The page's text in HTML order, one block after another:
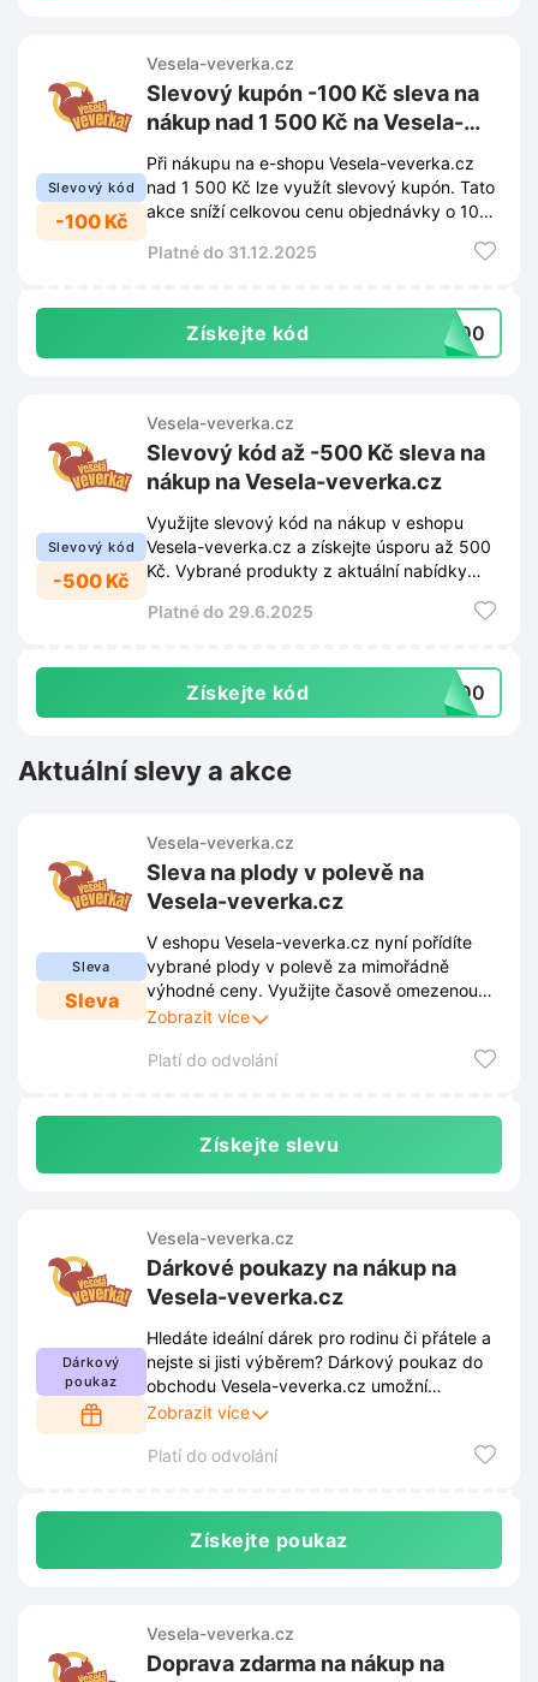
Slevový kód
-100 Kč
Vesela-veverka.cz
Slevový kupón -100 Kč sleva na
nákup nad 1 500 Kč na Vesela-
veverka.cz
Při nákupu na e-shopu Vesela-veverka.cz
nad 1 500 Kč lze využít slevový kupón. Tato
akce sníží celkovou cenu objednávky o 100
Platné do 31.12.2025
Získejte kód 1500
Slevový kód
-500 Kč
Vesela-veverka.cz
Slevový kód až -500 Kč sleva na
nákup na Vesela-veverka.cz
Využijte slevový kód na nákup v eshopu
Vesela-veverka.cz a získejte úsporu až 500
Kč. Vybrané produkty z aktuální nabídky
Platné do 29.6.2025
Získejte kód A500
Aktuální slevy a akce
Sleva
Sleva
Vesela-veverka.cz
Sleva na plody v polevě na
Vesela-veverka.cz
V eshopu Vesela-veverka.cz nyní pořídíte
vybrané plody v polevě za mimořádně
výhodné ceny. Využijte časově omezenou
nabídku a doplňte si zásoby sladkých
Zobrazit více
Platí do odvolání
Získejte slevu
Dárkový
poukaz
Vesela-veverka.cz
Dárkové poukazy na nákup na
Vesela-veverka.cz
Hledáte ideální dárek pro rodinu či přátele a
nejste si jisti výběrem? Dárkový poukaz do
obchodu Vesela-veverka.cz umožní
obdarovaným vybrat si přesně to, po čem
Zobrazit více
Platí do odvolání
Získejte poukaz
Vesela-veverka.cz
Doprava zdarma na nákup na